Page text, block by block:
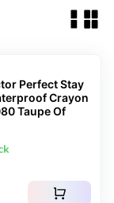
Perfect Stay
Crayon
Taupe Of
shopping_cart